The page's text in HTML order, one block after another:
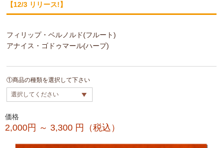
【12/3 リリース!】
フィリップ・ベルノルド(フルート)
アナイス・ゴドゥマール(ハープ)
①商品の種類を選択して下さい
価格
2,000円 ～ 3,300 円（税込）